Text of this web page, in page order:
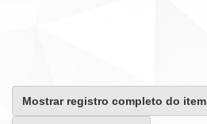
Mostrar registro completo do item